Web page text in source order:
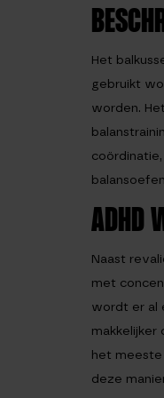
Het
gebruikt
worden.
ADHD
Naast
met
wordt er al
het meeste
deze